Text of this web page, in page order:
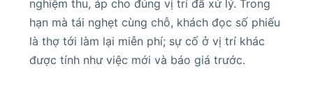
nghiệm thu, áp cho đúng vị trí đã xử lý. Trong
hạn mà tái nghẹt cùng chỗ, khách đọc số phiếu
là thợ tới làm lại miễn phí; sự cố ở vị trí khác
được tính như việc mới và báo giá trước.